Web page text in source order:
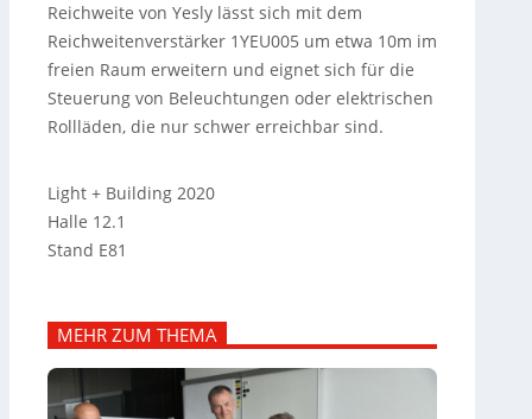
Reichweite von Yesly lässt sich mit dem
Reichweitenverstärker 1YEU005 um etwa 10m im
freien Raum erweitern und eignet sich für die
Steuerung von Beleuchtungen oder elektrischen
Rollläden, die nur schwer erreichbar sind.
Light + Building 2020
Halle 12.1
Stand E81
MEHR ZUM THEMA